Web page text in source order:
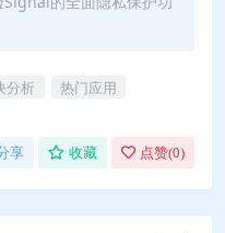
分析
热门应用
享 收藏 点赞(0)